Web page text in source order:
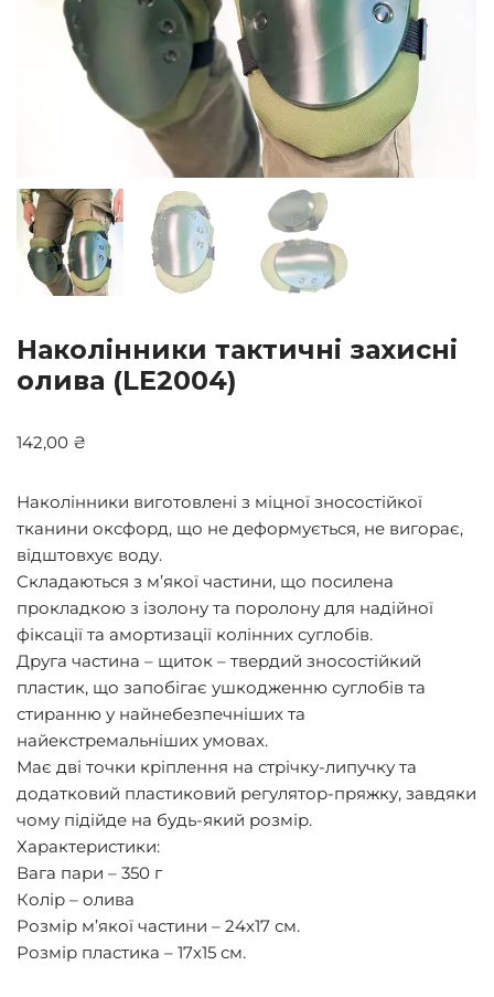
Наколінники тактичні захисні
олива (LE2004)
142,00 ₴
Наколінники виготовлені з міцної зносостійкої
тканини оксфорд, що не деформується, не вигорає,
відштовхує воду.
Складаються з м’якої частини, що посилена
прокладкою з ізолону та поролону для надійної
фіксації та амортизації колінних суглобів.
Друга частина – щиток – твердий зносостійкий
пластик, що запобігає ушкодженню суглобів та
стиранню у найнебезпечніших та
найекстремальніших умовах.
Має дві точки кріплення на стрічку-липучку та
додатковий пластиковий регулятор-пряжку, завдяки
чому підійде на будь-який розмір.
Характеристики:
Вага пари – 350 г
Колір – олива
Розмір м’якої частини – 24х17 см.
Розмір пластика – 17х15 см.